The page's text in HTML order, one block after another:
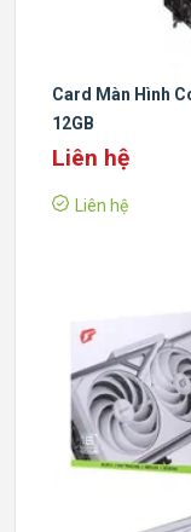
Card Màn Hình
12GB
Liên hệ
Liên hệ